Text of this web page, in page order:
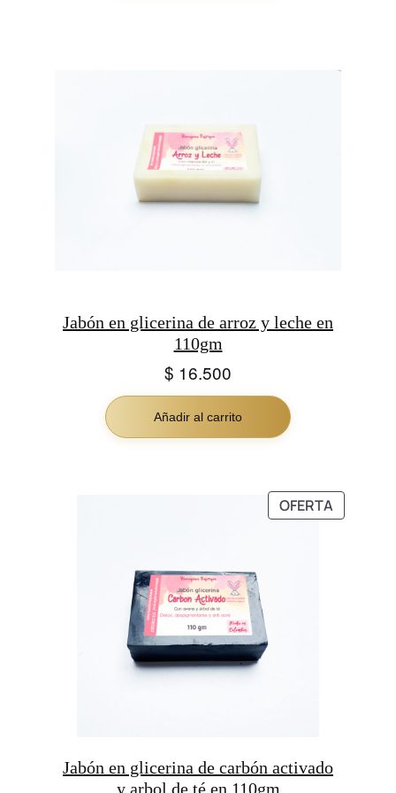
Jabón en glicerina de arroz y leche en
110gm
$ 16.500
Añadir al carrito
OFERTA
EN
Jabón en glicerina de carbón activado
y arbol de té en 110gm